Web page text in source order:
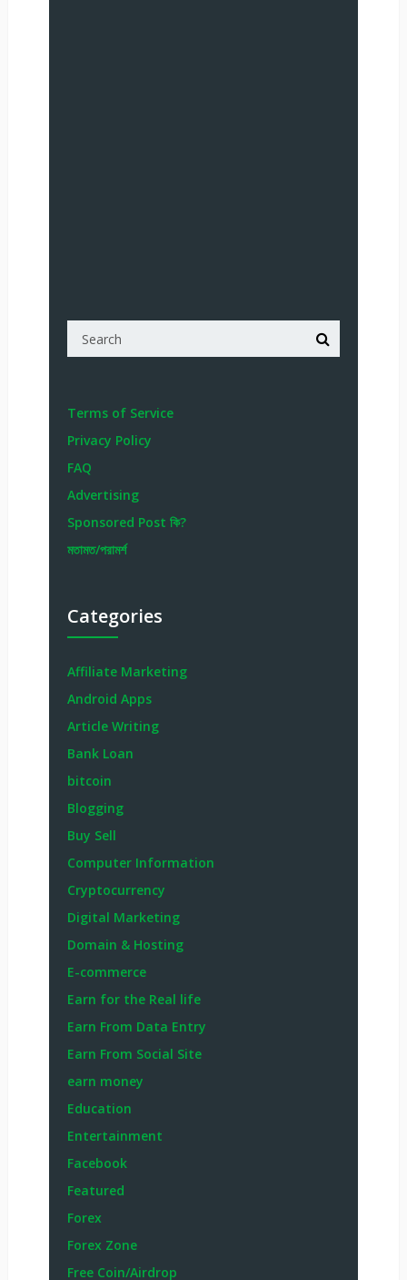
Terms of Service
Privacy Policy
FAQ
Advertising
Sponsored Post কি?
মতামত/পরামর্শ
Categories
Affiliate Marketing
Android Apps
Article Writing
Bank Loan
bitcoin
Blogging
Buy Sell
Computer Information
Cryptocurrency
Digital Marketing
Domain & Hosting
E-commerce
Earn for the Real life
Earn From Data Entry
Earn From Social Site
earn money
Education
Entertainment
Facebook
Featured
Forex
Forex Zone
Free Coin/Airdrop